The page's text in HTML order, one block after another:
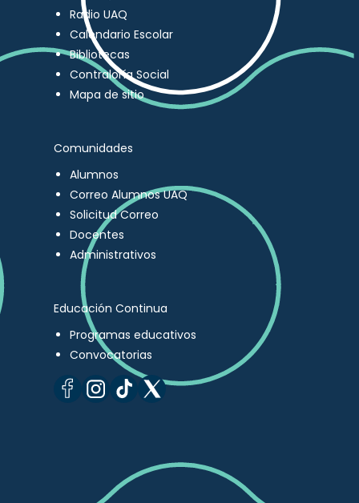
Radio UAQ
Calendario Escolar
Bibliotecas
Contraloría Social
Mapa de sitio
Comunidades
Alumnos
Correo Alumnos UAQ
Solicitud Correo
Docentes
Administrativos
Educación Continua
Programas educativos
Convocatorias